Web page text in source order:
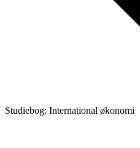
Studiebog: International økonomi